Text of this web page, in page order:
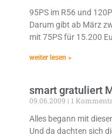
95PS im R56 und
Darum gibt ab März
mit 75PS für 15.200
weiter lesen »
smart gratuliert
09.06.2009
1
Alles begann mit
Und da dachten sich